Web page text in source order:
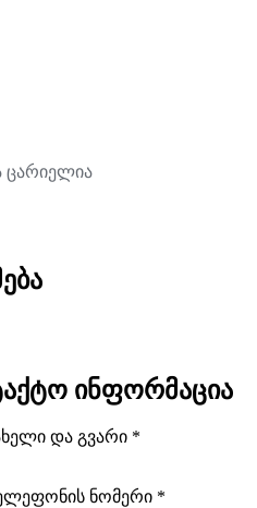
ცარიელია
ინფორმაცია
და გვარი *
ნომერი *